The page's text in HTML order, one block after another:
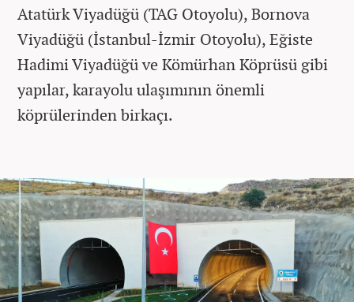
Atatürk Viyadüğü (TAG Otoyolu), Bornova
Viyadüğü (İstanbul-İzmir Otoyolu), Eğiste
Hadimi Viyadüğü ve Kömürhan Köprüsü gibi
yapılar, karayolu ulaşımının önemli
köprülerinden birkaçı.